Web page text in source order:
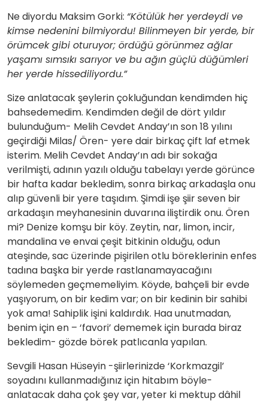
Ne diyordu Maksim Gorki: “Kötülük her yerdeydi ve
kimse nedenini bilmiyordu! Bilinmeyen bir yerde, bir
örümcek gibi oturuyor; ördüğü görünmez ağlar
yaşamı sımsıkı sarıyor ve bu ağın güçlü düğümleri
her yerde hissediliyordu.”
Size anlatacak şeylerin çokluğundan kendimden hiç
bahsedemedim. Kendimden değil de dört yıldır
bulunduğum- Melih Cevdet Anday’ın son 18 yılını
geçirdiği Milas/ Ören- yere dair birkaç çift laf etmek
isterim. Melih Cevdet Anday’ın adı bir sokağa
verilmişti, adının yazılı olduğu tabelayı yerde görünce
bir hafta kadar bekledim, sonra birkaç arkadaşla onu
alıp güvenli bir yere taşıdım. Şimdi işe şiir seven bir
arkadaşın meyhanesinin duvarına iliştirdik onu. Ören
mi? Denize komşu bir köy. Zeytin, nar, limon, incir,
mandalina ve envai çeşit bitkinin olduğu, odun
ateşinde, sac üzerinde pişirilen otlu böreklerinin enfes
tadına başka bir yerde rastlanamayacağını
söylemeden geçmemeliyim. Köyde, bahçeli bir evde
yaşıyorum, on bir kedim var; on bir kedinin bir sahibi
yok ama! Sahiplik işini kaldırdık. Haa unutmadan,
benim için en – ‘favori’ dememek için burada biraz
bekledim- gözde börek patlıcanla yapılan.
Sevgili Hasan Hüseyin -şiirlerinizde ‘Korkmazgil’
soyadını kullanmadığınız için hitabım böyle-
anlatacak daha çok şey var, yeter ki mektup dâhil